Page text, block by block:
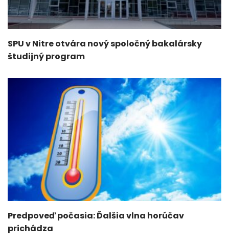
SPU v Nitre otvára nový spoločný bakalársky
študijný program
Predpoveď počasia: Ďalšia vlna horúčav
prichádza